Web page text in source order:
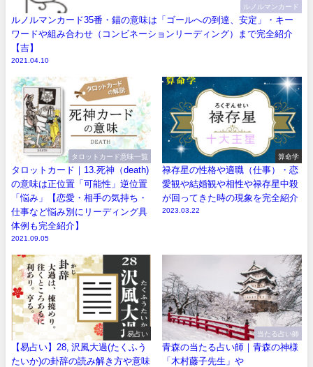
ルノルマンカード
ルノルマンカード35番・錨の意味は「ゴールへの到達、安定」・キー
ワードや組み合わせ（コンビネーションリーディング）まで完全紹介
【吉】
2021.04.10
タロットカード意味一覧
タロットカード｜13.死神（death)
の意味は正位置「可能性」逆位置
「悩み」【恋愛・相手の気持ち・
仕事など悩み別にリーディング具
体例も完全紹介】
2021.09.05
算命学
禄存星の性格や適職（仕事）・恋
愛観や結婚観や相性や禄存星中殺
が回ってきた時の現象を完全紹介
2023.03.22
易占い
【易占い】28, 沢風大過(たくふう
たいか)の卦辞の読み解き方や意味
当たる占い師
青森の当たる占い師｜青森の神様
「木村藤子先生」や